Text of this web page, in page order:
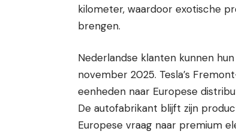
kilometer, waardoor exotische
brengen.
Nederlandse klanten kunnen
november 2025. Tesla’s
eenheden naar Europese
De autofabrikant blijft zijn
Europese vraag naar premium